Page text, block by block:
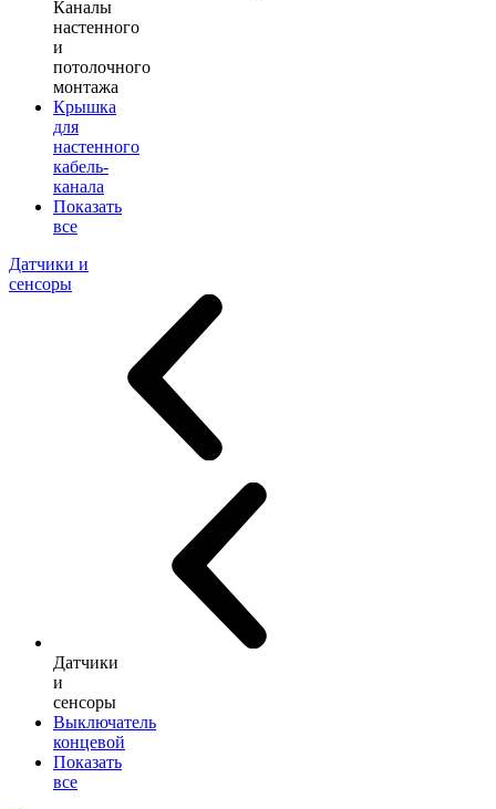
Каналы
настенного
и
потолочного
монтажа
Крышка
для
настенного
кабель-
канала
Показать
все
Датчики и
сенсоры
Датчики
и
сенсоры
Выключатель
концевой
Показать
все